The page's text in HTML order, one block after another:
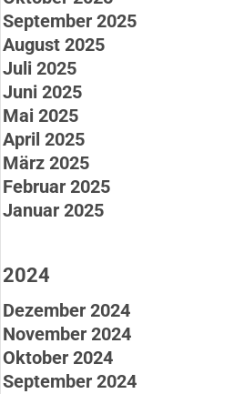
September 2025
August 2025
Juli 2025
Juni 2025
Mai 2025
April 2025
März 2025
Februar 2025
Januar 2025
2024
Dezember 2024
November 2024
Oktober 2024
September 2024